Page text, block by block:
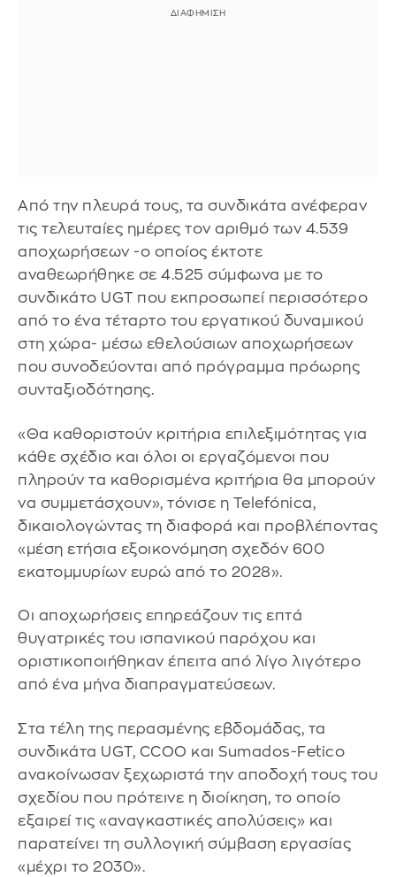
Από την πλευρά τους, τα συνδικάτα ανέφεραν
τις τελευταίες ημέρες τον αριθμό των 4.539
αποχωρήσεων -ο οποίος έκτοτε
αναθεωρήθηκε σε 4.525 σύμφωνα με το
συνδικάτο UGT που εκπροσωπεί περισσότερο
από το ένα τέταρτο του εργατικού δυναμικού
στη χώρα- μέσω εθελούσιων αποχωρήσεων
που συνοδεύονται από πρόγραμμα πρόωρης
συνταξιοδότησης.
«Θα καθοριστούν κριτήρια επιλεξιμότητας για
κάθε σχέδιο και όλοι οι εργαζόμενοι που
πληρούν τα καθορισμένα κριτήρια θα μπορούν
να συμμετάσχουν», τόνισε η Telefónica,
δικαιολογώντας τη διαφορά και προβλέποντας
«μέση ετήσια εξοικονόμηση σχεδόν 600
εκατομμυρίων ευρώ από το 2028».
Οι αποχωρήσεις επηρεάζουν τις επτά
θυγατρικές του ισπανικού παρόχου και
οριστικοποιήθηκαν έπειτα από λίγο λιγότερο
από ένα μήνα διαπραγματεύσεων.
Στα τέλη της περασμένης εβδομάδας, τα
συνδικάτα UGT, CCOO και Sumados-Fetico
ανακοίνωσαν ξεχωριστά την αποδοχή τους του
σχεδίου που πρότεινε η διοίκηση, το οποίο
εξαιρεί τις «αναγκαστικές απολύσεις» και
παρατείνει τη συλλογική σύμβαση εργασίας
«μέχρι το 2030».